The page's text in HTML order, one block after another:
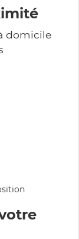
domicile